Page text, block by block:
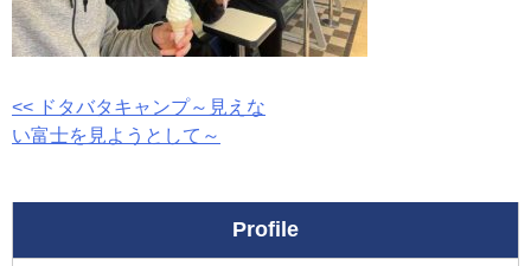
投
ナ
<< ドタバタキャンプ～見えな
い富士を見ようとして～
Profile